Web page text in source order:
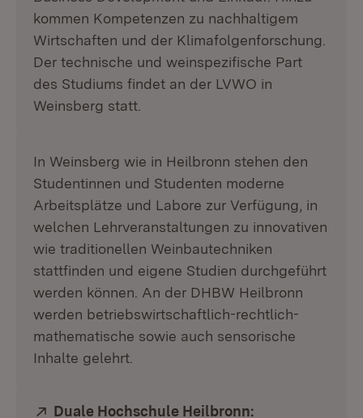
kommen Kompetenzen zu nachhaltigem
Wirtschaften und der Klimafolgenforschung.
Der technische und weinspezifische Part
des Studiums findet an der LVWO in
Weinsberg statt.
In Weinsberg wie in Heilbronn stehen den
Studentinnen und Studenten moderne
Arbeitsplätze und Labore zur Verfügung, in
welchen Lehrveranstaltungen zu innovativen
wie traditionellen Weinbautechniken
stattfinden und eigene Studien durchgeführt
werden können. An der DHBW Heilbronn
werden betriebswirtschaftlich-rechtlich-
mathematische sowie auch sensorische
Inhalte gelehrt.
Extern:
Duale Hochschule Heilbronn: